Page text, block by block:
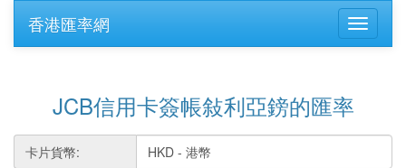
香港匯率網
JCB信用卡簽帳敍利亞鎊的匯率
卡片貨幣: